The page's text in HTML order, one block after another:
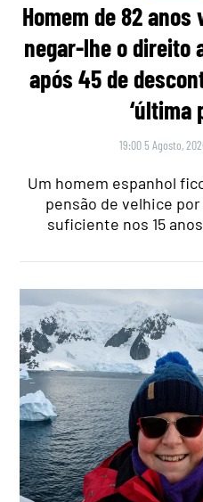
Homem de 82 anos
negar-lhe o direito
após 45 de
‘última
19:00 5 Agosto,
Um homem espanhol
pensão de velhice
suficiente nos 15